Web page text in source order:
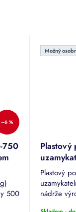
–6 %
750
500
Možný
Plastový
Nautilus
Plastový
nádrže